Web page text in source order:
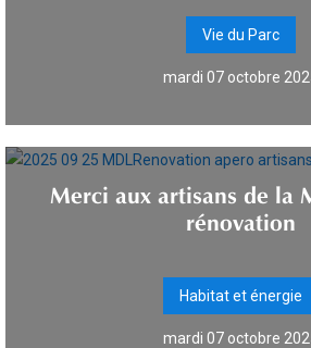
Vie du Parc
mardi 07 octobre
Merci aux artisans de la
rénovation
Habitat et énergie
mardi 07 octobre